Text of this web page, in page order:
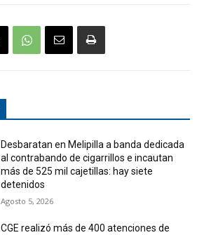
Desbaratan en Melipilla a banda dedicada
al contrabando de cigarrillos e incautan
más de 525 mil cajetillas: hay siete
detenidos
Agosto 5, 2026
CGE realizó más de 400 atenciones de